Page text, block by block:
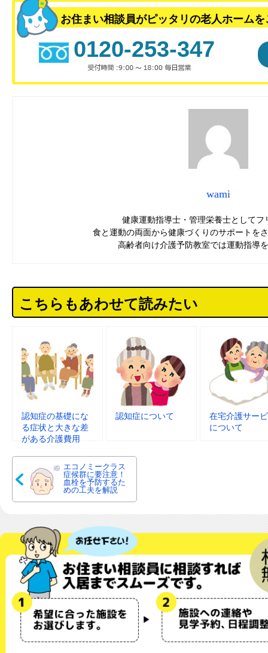
お住まい相談員がピッタリの老人ホームを
0120-253-347
wami
健康運動指導士・管理栄養士としてフ
食と運動の両面から健康づくりのサポートを
高齢者向け介護予防教室では運動指導
こちらもあわせて読みたい
認知症の基礎にな
る症状と大きな差
がある介護費用
認知症について
在宅介護サー
について
エコノミークラス
症候群に要注意！
血栓を予防するた
めの工夫を解説